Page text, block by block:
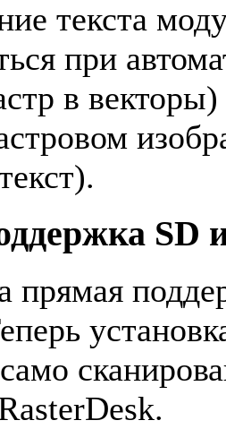
текста
при
в
SD
прямая